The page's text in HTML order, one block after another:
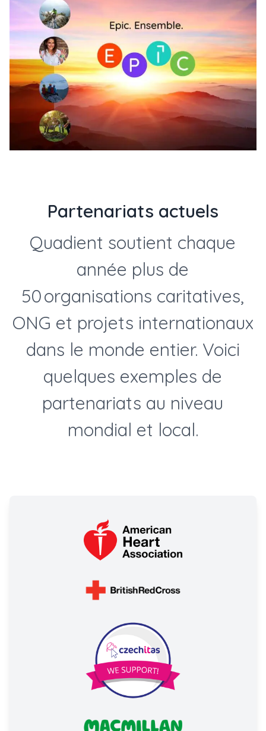
Partenariats actuels
Quadient soutient chaque
année plus de
50 organisations caritatives,
ONG et projets internationaux
dans le monde entier. Voici
quelques exemples de
partenariats au niveau
mondial et local.